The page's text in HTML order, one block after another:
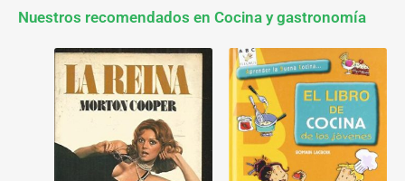
Nuestros recomendados en Cocina y gastronomía